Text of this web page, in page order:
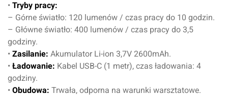
• Tryby pracy:
– Górne światło: 120 lumenów / czas pracy do 10 godzin.
– Główne światło: 400 lumenów / czas pracy do 3,5
godziny.
• Zasilanie: Akumulator Li-ion 3,7V 2600mAh.
• Ładowanie: Kabel USB-C (1 metr), czas ładowania: 4
godziny.
• Obudowa: Trwała, odporna na warunki warsztatowe.